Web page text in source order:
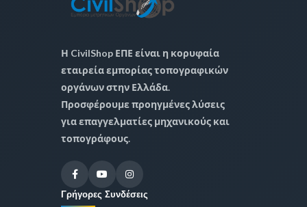
Η CivilShop ΕΠΕ είναι η κορυφαία
εταιρεία εμπορίας τοπογραφικών
οργάνων στην Ελλάδα.
Προσφέρουμε προηγμένες λύσεις
για επαγγελματίες μηχανικούς και
τοπογράφους.
Γρήγορες Συνδέσεις